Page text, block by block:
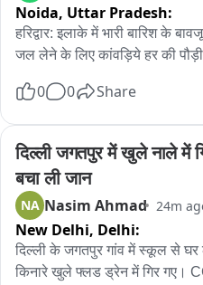
बैरक पहुंचा, जहां उसने फिर
यादव की मौके पर ही मौत हो गई,
लगने से वे घायल हो गए। बाद में
की लहर दौड़ गई थी। शहीद विष्णु
के लिए क्षेत्र के कई जनप्रतिनिधि
उनके पार्थिव शरीर को CRPF के
उपरांत मोक्षधाम पहुंचा, जहां
दिया। इसके बाद पूरे राजकीय
गया।
Noida, Uttar Pradesh:
हरिद्वार: इलाके में भारी बारिश के
जल लेने के लिए कांवड़िये हर की
0 0 Share
दिल्ली जगतपुर में खुले नाले में
बचा ली जान
NA Nasim Ahmad 24m
New Delhi, Delhi:
दिल्ली के जगतपुर गांव में स्कूल से
किनारे खुले फ्लड ड्रेन में गिर गए।